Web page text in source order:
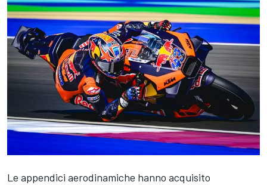
Le appendici aerodinamiche hanno acquisito